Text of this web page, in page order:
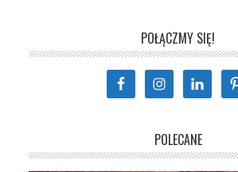
POŁĄCZMY SIĘ!
POLECANE